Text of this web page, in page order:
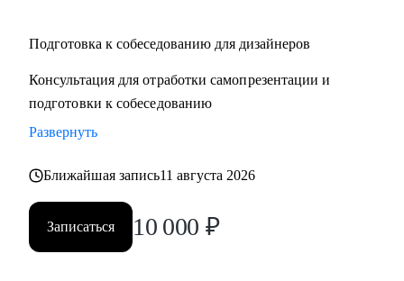
Подготовка к собеседованию для дизайнеров
Консультация для отработки самопрезентации и
подготовки к собеседованию
Развернуть
Ближайшая запись11 августа 2026
Записаться 10 000 ₽